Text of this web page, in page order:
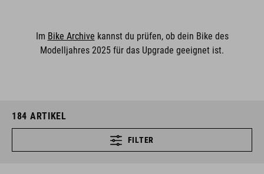
Im Bike Archive kannst du prüfen, ob dein Bike des
Modelljahres 2025 für das Upgrade geeignet ist.
184 ARTIKEL
FILTER